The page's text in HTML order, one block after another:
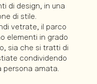
di design, in una
di stile.
vetrate, il parco
elementi in grado
sia che si tratti di
condividendo
persona amata.